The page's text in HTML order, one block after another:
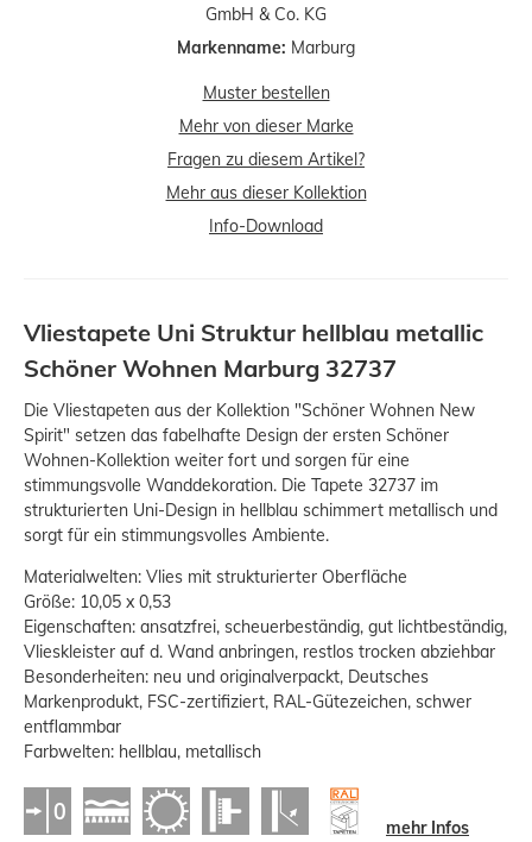
GmbH & Co. KG
Markenname: Marburg
Muster bestellen
Mehr von dieser Marke
Fragen zu diesem Artikel?
Mehr aus dieser Kollektion
Info-Download
Vliestapete Uni Struktur hellblau metallic
Schöner Wohnen Marburg 32737
Die Vliestapeten aus der Kollektion "Schöner Wohnen New
Spirit" setzen das fabelhafte Design der ersten Schöner
Wohnen-Kollektion weiter fort und sorgen für eine
stimmungsvolle Wanddekoration. Die Tapete 32737 im
strukturierten Uni-Design in hellblau schimmert metallisch und
sorgt für ein stimmungsvolles Ambiente.
Materialwelten: Vlies mit strukturierter Oberfläche
Größe: 10,05 x 0,53
Eigenschaften: ansatzfrei, scheuerbeständig, gut lichtbeständig,
Vlieskleister auf d. Wand anbringen, restlos trocken abziehbar
Besonderheiten: neu und originalverpackt, Deutsches
Markenprodukt, FSC-zertifiziert, RAL-Gütezeichen, schwer
entflammbar
Farbwelten: hellblau, metallisch
mehr Infos